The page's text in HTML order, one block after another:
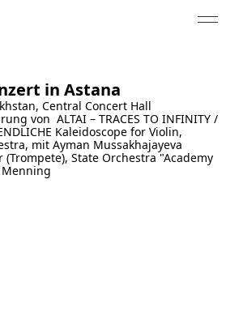
in Astana
Central Concert Hall
von ALTAI – TRACES TO INFINITY /
Kaleidoscope for Violin,
mit Ayman Mussakhajayeva
State Orchestra "Academy